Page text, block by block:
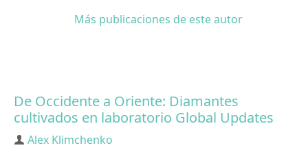
Más publicaciones de este autor
De Occidente a Oriente: Diamantes
cultivados en laboratorio Global Updates
Autor
Alex Klimchenko